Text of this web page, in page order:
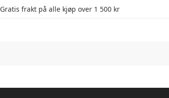
Gratis frakt på alle kjøp over 1 500 kr